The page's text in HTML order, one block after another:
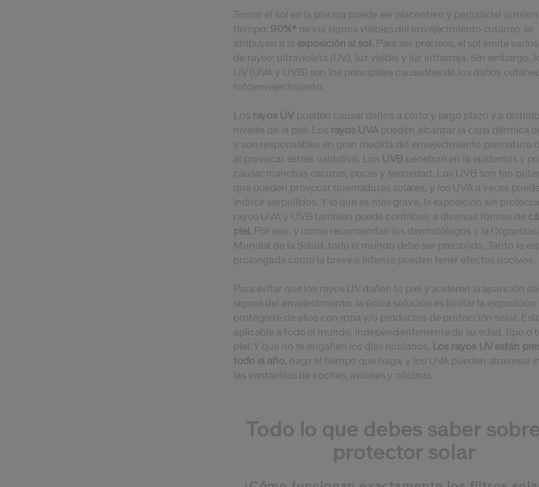
Tomar el sol en la piscina puede ser placentero y perjudicial al
tiempo: 90%* de los signos visibles del envejecimiento cutáneo se
atribuyen a la exposición al sol. Para ser precisos, el sol emite
de rayos: ultravioleta (UV), luz visible y luz infrarroja. Sin embargo,
UV (UVA y UVB) son los principales causantes de los daños
fotoenvejecimiento.
Los rayos UVpueden causar daños a corto y largo plazo y a
niveles de la piel. Los rayos UVA pueden alcanzar la capa dérmica
y son responsables en gran medida del envejecimiento prematuro
al provocar estrés oxidativo. Los UVB penetran en la epidermis y
causar manchas oscuras, pecas y sequedad. Los UVB son tan
que pueden provocar quemaduras solares, y los UVA a veces
inducir sarpullidos. Y lo que es más grave, la exposición sin
rayos UVA y UVB también puede contribuir a diversas formas de
piel. Por eso, y como recomiendan los dermatólogos y la
Mundial de la Salud , todo el mundo debe ser precavido. Tanto la
prolongada como la breve e intensa pueden tener efectos nocivos.
Para evitar que los rayos UV dañen tu piel y aceleren la aparición
signos del envejecimiento, la única solución es limitar la exposición
protegerte de ellos con ropa y/o productos de protección solar.
aplicable a todo el mundo, independientemente de su edad, tipo o
piel. Y que no te engañen los días nublados. Los rayos UV están
todo el año, haga el tiempo que haga, y los UVA pueden atravesar
las ventanillas de coches, aviones y oficinas.
Todo lo que debes saber sobre
protector solar